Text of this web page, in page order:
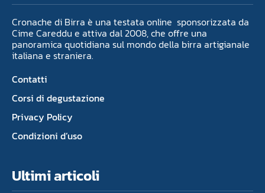
Cronache di Birra è una testata online sponsorizzata da
Cime Careddu e attiva dal 2008, che offre una
panoramica quotidiana sul mondo della birra artigianale
italiana e straniera.
Contatti
Corsi di degustazione
Privacy Policy
Condizioni d’uso
Ultimi articoli